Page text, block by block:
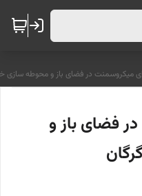
میکروسمنت در فضای باز و محوطه‌ سازی
فضای باز و